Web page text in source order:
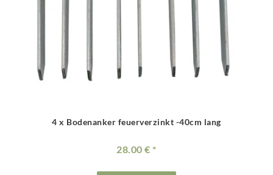
4 x Bodenanker feuerverzinkt -40cm lang
28.00 €